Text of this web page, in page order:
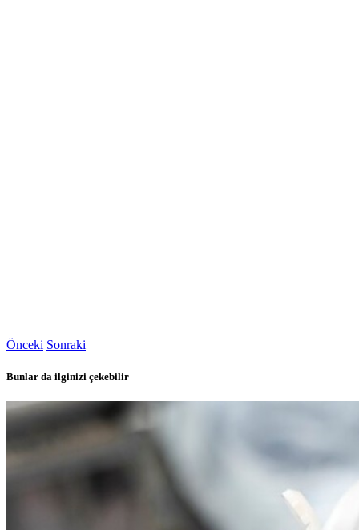
Önceki Sonraki
Bunlar da ilginizi çekebilir